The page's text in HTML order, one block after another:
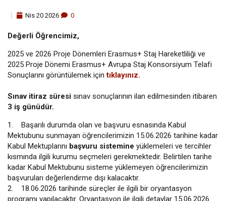
Nis 20 2026 0
Değerli Öğrencimiz,
2025 ve 2026 Proje Dönemleri Erasmus+ Staj Hareketliliği ve
2025 Proje Dönemi Erasmus+ Avrupa Staj Konsorsiyum Telafi
Sonuçlarını görüntülemek içintıklayınız.
Sınav itiraz süresi sınav sonuçlarının ilan edilmesinden itibaren
3 iş günüdür.
1. Başarılı durumda olan ve başvuru esnasında Kabul
Mektubunu sunmayan öğrencilerimizin 15.06.2026 tarihine kadar
Kabul Mektuplarını başvuru sistemine yüklemeleri ve tercihler
kısmında ilgili kurumu seçmeleri gerekmektedir. Belirtilen tarihe
kadar Kabul Mektubunu sisteme yüklemeyen öğrencilerimizin
başvuruları değerlendirme dışı kalacaktır.
2. 18.06.2026 tarihinde süreçler ile ilgili bir oryantasyon
programı yapılacaktır. Oryantasyon ile ilgili detaylar 15.06.2026